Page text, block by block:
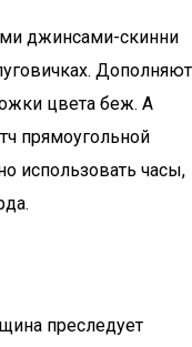
джинсами-скинни
Дополняют
цвета беж. А
прямоугольной
часы,
преследует